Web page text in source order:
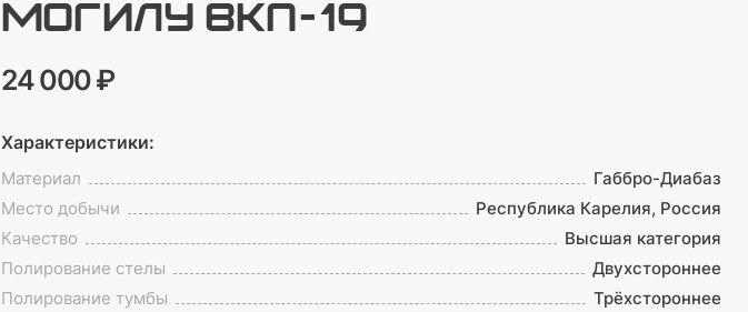
МОГИЛУ ВКП-19
24 000 ₽
Характеристики:
Материал
Габбро-Диабаз
Место добычи
Республика Карелия, Россия
Качество
Высшая категория
Полирование стелы
Двухстороннее
Полирование тумбы
Трёхстороннее